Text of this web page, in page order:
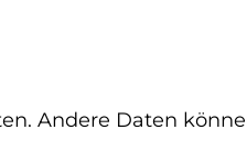
Andere Daten